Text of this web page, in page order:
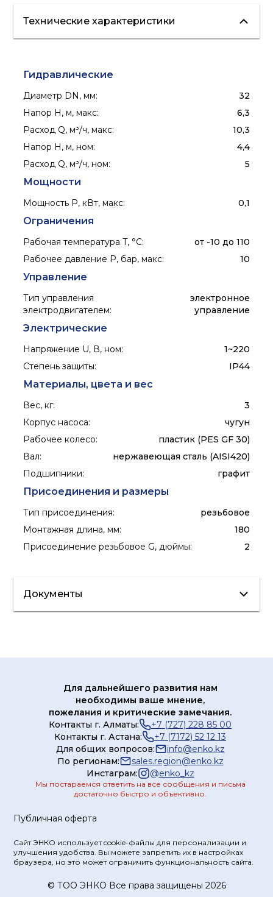
отопление
вентиляция
Технические характеристики
Гидравлические
Диаметр DN, мм:
32
Напор H, м, макс:
6,3
Расход Q, м³/ч, макс:
10,3
Напор H, м, ном:
4,4
Расход Q, м³/ч, ном: 5
Мощности
Мощность P, кВт, макс: 0,1
Ограничения
Рабочая температура T, °C:
от -10 до 110
Рабочее давление P, бар, макс: 10
Управление
Тип управления
электродвигателем:
электронное
управление
Электрические
Напряжение U, В, ном:
1~220
Степень защиты: IP44
Материалы, цвета и вес
Вес, кг:
3
Корпус насоса:
чугун
Рабочее колесо:
пластик (PES GF 30)
Вал:
нержавеющая сталь (AISI420)
Подшипники: графит
Присоединения и размеры
Тип присоединения:
резьбовое
Монтажная длина, мм:
180
Присоединение резьбовое G, дюймы: 2
Документы
продукции
Публичная оферта
Сайт ЭНКО использует cookie-файлы для персонализации и
улучшения удобства. Вы можете запретить их в настройках
браузера, но это может ограничить функциональность сайта.
© ТOO ЭНКО Все права защищены 2026
Для дальнейшего развития нам
необходимы ваше мнение,
пожелания и критические замечания.
Контакты г. Алматы:
+7 (727) 228 85 00
Контакты г. Астана:
+7 (7172) 52 12 13
Для общих вопросов:
info@enko.kz
По регионам:
sales.region@enko.kz
Инстаграм:
@enko_kz
Мы постараемся ответить на все сообщения и письма
достаточно быстро и объективно.